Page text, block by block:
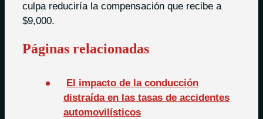
culpa reduciría la compensación que recibe a
$9,000.
Páginas relacionadas
El impacto de la conducción
distraída en las tasas de accidentes
automovilísticos